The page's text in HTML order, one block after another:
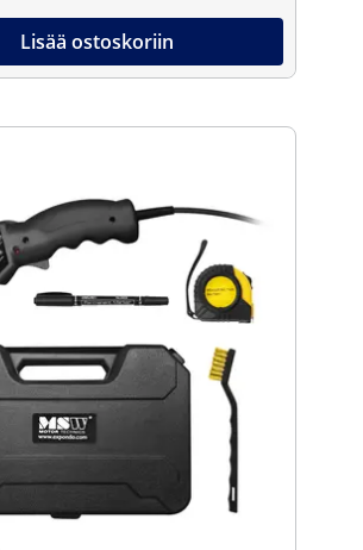
Lisää ostoskoriin